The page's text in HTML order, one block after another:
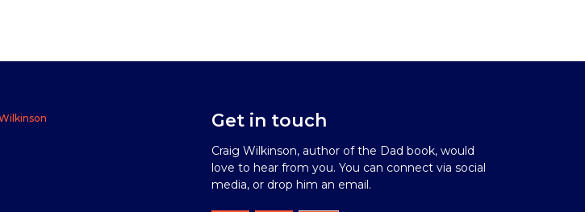
Get in touch
Craig Wilkinson, author of the Dad book, would
love to hear from you. You can connect via social
media, or drop him an email.